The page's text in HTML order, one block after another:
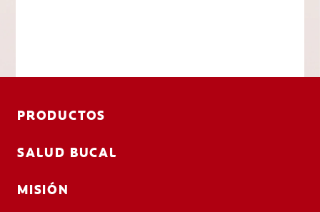
PRODUCTOS
SALUD BUCAL
MISIÓN